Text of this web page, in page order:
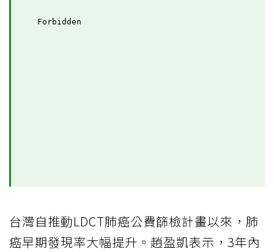
台灣自推動LDCT肺癌公費篩檢計畫以來，肺
癌早期發現率大幅提升。趙盈凱表示，3年內